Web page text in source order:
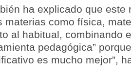
ha explicado que este
materias como física,
al habitual, combinando
pedagógica”
es mucho mejor”,